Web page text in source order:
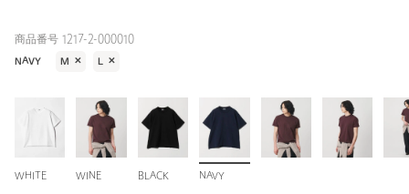
商品番号 1217-2-000010
NAVY M ✕ L ✕
WHITE WINE BLACK NAVY